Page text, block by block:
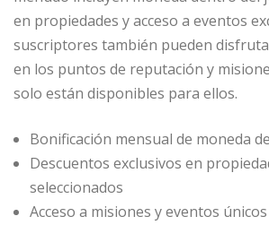
en propiedades y acceso a eventos
suscriptores también pueden
en los puntos de reputación y
solo están disponibles para ellos.
Bonificación mensual de moneda
Descuentos exclusivos en
seleccionados
Acceso a misiones y eventos únicos